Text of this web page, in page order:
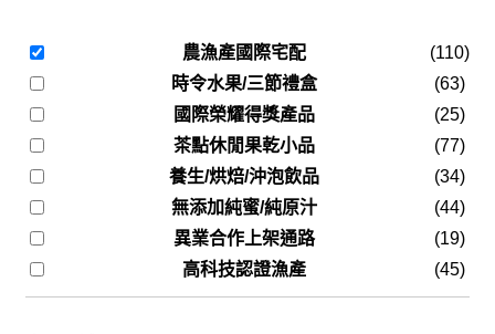
農漁產國際宅配
(110)
時令水果/三節禮盒
(63)
國際榮耀得獎產品
(25)
茶點休閒果乾小品
(77)
養生/烘焙/沖泡飲品
(34)
無添加純蜜/純原汁
(44)
異業合作上架通路
(19)
高科技認證漁產
(45)